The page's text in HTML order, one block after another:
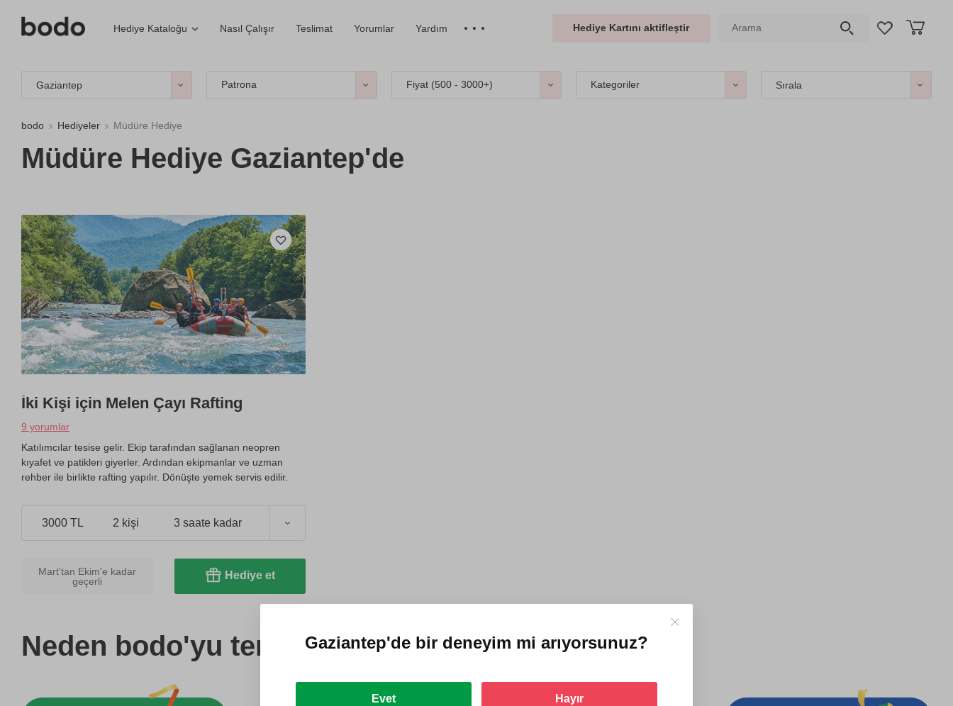
Hediye Kataloğu Nasıl Çalışır Teslimat Yorumlar Yardım Hediye Kartını aktifleştir
Gaziantep Patrona Fiyat (500 - 3000+) Kategoriler Sırala
bodo Hediyeler Müdüre Hediye
Müdüre Hediye Gaziantep'de
İki Kişi için Melen Çayı Rafting
9 yorumlar
Katılımcılar tesise gelir. Ekip tarafından sağlanan neopren
kıyafet ve patikleri giyerler. Ardından ekipmanlar ve uzman
rehber ile birlikte rafting yapılır. Dönüşte yemek servis edilir.
3000 TL 2 kişi 3 saate kadar
Mart'tan Ekim'e kadar
geçerli
Hediye et
Neden bodo'yu tercih ediyorlar?
Gaziantep'de bir deneyim mi arıyorsunuz?
Evet Hayır